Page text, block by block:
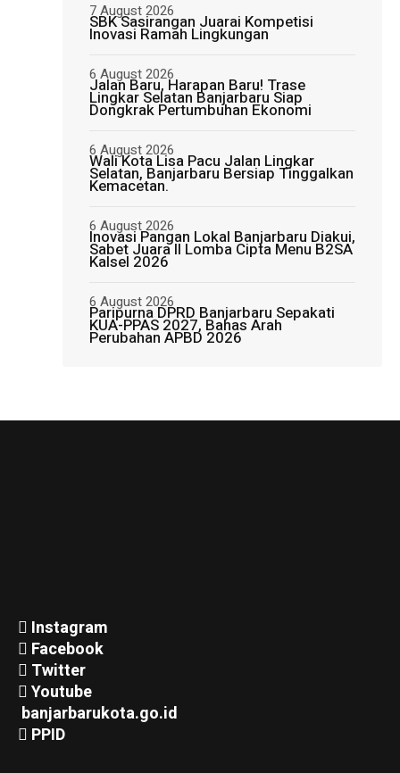
SBK Sasirangan Juarai Kompetisi
Inovasi Ramah Lingkungan
7 August 2026
Jalan Baru, Harapan Baru! Trase
Lingkar Selatan Banjarbaru Siap
Dongkrak Pertumbuhan Ekonomi
6 August 2026
Wali Kota Lisa Pacu Jalan Lingkar
Selatan, Banjarbaru Bersiap Tinggalkan
Kemacetan.
6 August 2026
Inovasi Pangan Lokal Banjarbaru Diakui,
Sabet Juara II Lomba Cipta Menu B2SA
Kalsel 2026
6 August 2026
Paripurna DPRD Banjarbaru Sepakati
KUA-PPAS 2027, Bahas Arah
Perubahan APBD 2026
6 August 2026
Instagram
Facebook
Twitter
Youtube
banjarbarukota.go.id
PPID